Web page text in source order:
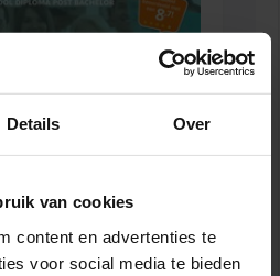
Details Over
van cookies
content en advertenties te
voor social media te bieden